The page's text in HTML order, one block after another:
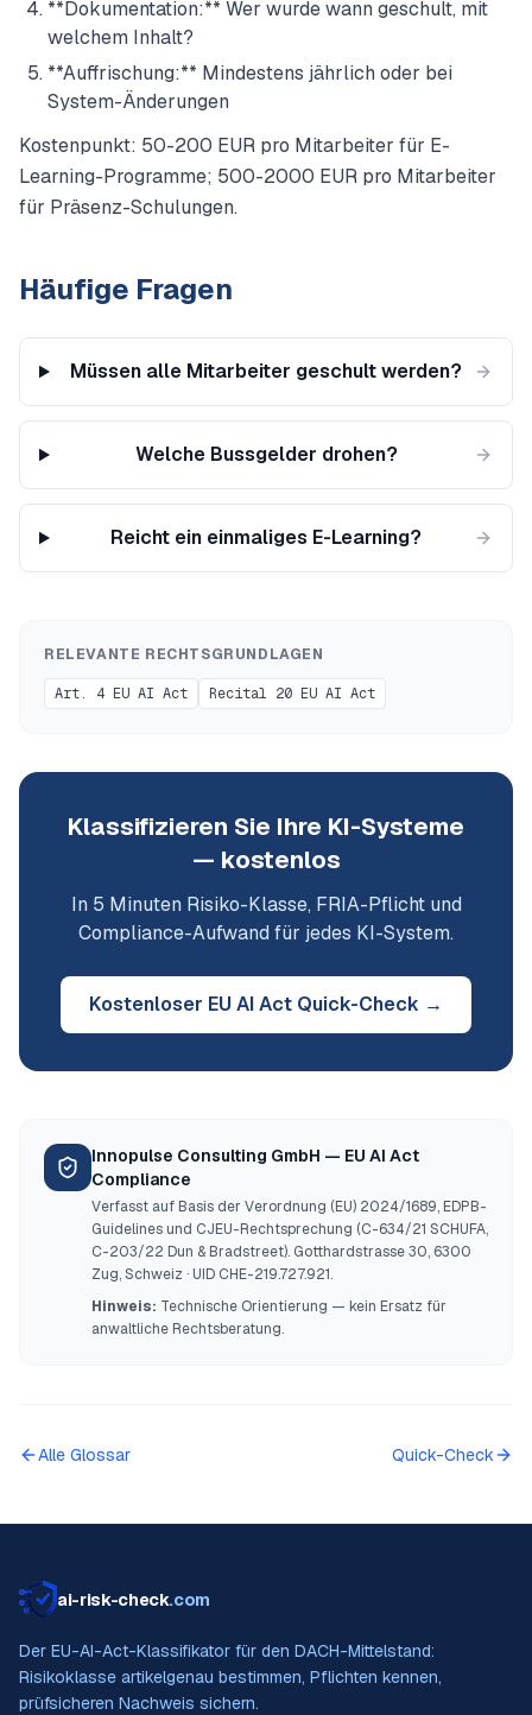
**Dokumentation:** Wer wurde wann geschult, mit
welchem Inhalt?
**Auffrischung:** Mindestens jährlich oder bei
System-Änderungen
Kostenpunkt: 50-200 EUR pro Mitarbeiter für E-
Learning-Programme; 500-2000 EUR pro Mitarbeiter
für Präsenz-Schulungen.
Häufige Fragen
Müssen alle Mitarbeiter geschult werden?
Welche Bussgelder drohen?
Reicht ein einmaliges E-Learning?
RELEVANTE RECHTSGRUNDLAGEN
Art. 4 EU AI Act Recital 20 EU AI Act
Klassifizieren Sie Ihre KI-Systeme
— kostenlos
In 5 Minuten Risiko-Klasse, FRIA-Pflicht und
Compliance-Aufwand für jedes KI-System.
Kostenloser EU AI Act Quick-Check →
Innopulse Consulting GmbH — EU AI Act
Compliance
Verfasst auf Basis der Verordnung (EU) 2024/1689, EDPB-
Guidelines und CJEU-Rechtsprechung (C-634/21 SCHUFA,
C-203/22 Dun & Bradstreet). Gotthardstrasse 30, 6300
Zug, Schweiz · UID CHE-219.727.921.
Hinweis: Technische Orientierung — kein Ersatz für
anwaltliche Rechtsberatung.
Alle Glossar Quick-Check
ai-risk-check.com
Der EU-AI-Act-Klassifikator für den DACH-Mittelstand:
Risikoklasse artikelgenau bestimmen, Pflichten kennen,
prüfsicheren Nachweis sichern.